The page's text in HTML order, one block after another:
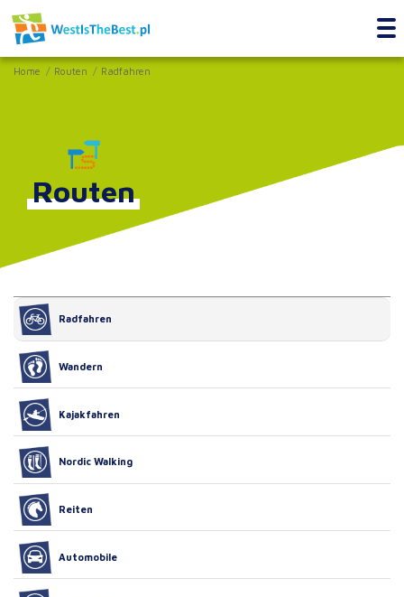
Home Routen Radfahren
Routen
Radfahren
Wandern
Kajakfahren
Nordic Walking
Reiten
Automobile